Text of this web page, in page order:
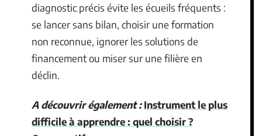
diagnostic précis évite les écueils fréquents :
se lancer sans bilan, choisir une formation
non reconnue, ignorer les solutions de
financement ou miser sur une filière en
déclin.
A découvrir également : Instrument le plus
difficile à apprendre : quel choisir ?